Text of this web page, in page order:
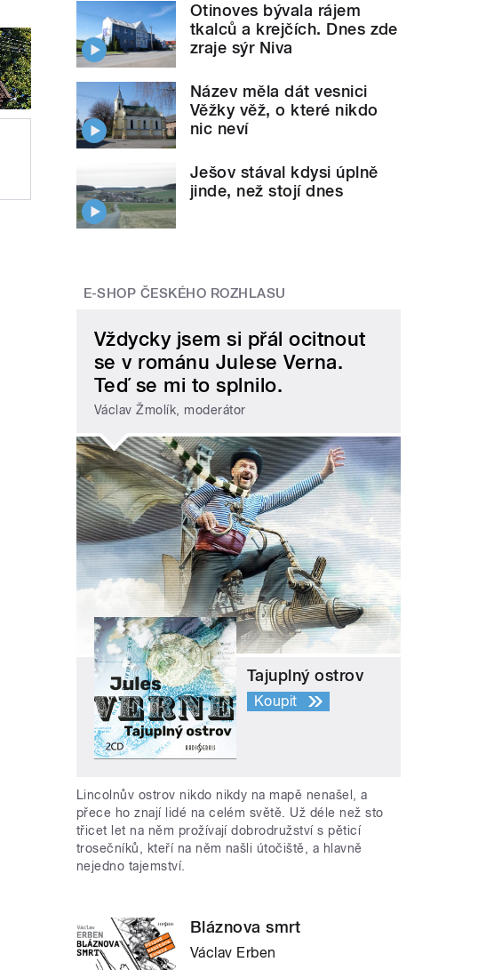
Otinoves bývala rájem
tkalců a krejčích. Dnes zde
zraje sýr Niva
Název měla dát vesnici
Věžky věž, o které nikdo
nic neví
Ješov stával kdysi úplně
jinde, než stojí dnes
E-SHOP ČESKÉHO ROZHLASU
Vždycky jsem si přál ocitnout
se v románu Julese Verna.
Teď se mi to splnilo.
Václav Žmolík, moderátor
Tajuplný ostrov
Koupit
Lincolnův ostrov nikdo nikdy na mapě nenašel, a
přece ho znají lidé na celém světě. Už déle než sto
třicet let na něm prožívají dobrodružství s pěticí
trosečníků, kteří na něm našli útočiště, a hlavně
nejedno tajemství.
Bláznova smrt
Václav Erben